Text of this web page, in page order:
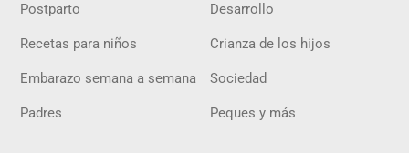
Postparto Desarrollo
Recetas para niños Crianza de los hijos
Embarazo semana a semana Sociedad
Padres Peques y más